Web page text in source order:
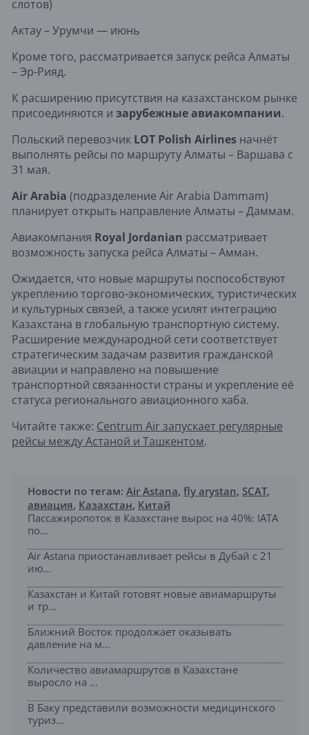
слотов)
Актау – Урумчи — июнь
Кроме того, рассматривается запуск рейса Алматы
– Эр-Рияд.
К расширению присутствия на казахстанском рынке
присоединяются и зарубежныеавиакомпании.
Польский перевозчик LOT Polish Airlines начнёт
выполнять рейсы по маршруту Алматы – Варшава с
31 мая.
AirArabia (подразделение Air Arabia Dammam)
планирует открыть направление Алматы – Даммам.
Авиакомпания Royal Jordanian рассматривает
возможность запуска рейса Алматы – Амман.
Ожидается, что новые маршруты поспособствуют
укреплению торгово-экономических, туристических
и культурных связей, а также усилят интеграцию
Казахстана в глобальную транспортную систему.
Расширение международной сети соответствует
стратегическим задачам развития гражданской
авиации и направлено на повышение
транспортной связанности страны и укрепление её
статуса регионального авиационного хаба.
Читайте также: Centrum Air запускает регулярные
рейсы между Астаной и Ташкентом.
Новости по тегам: Air Astana, fly arystan, SCAT,
авиация, Казахстан, Китай
Пассажиропоток в Казахстане вырос на 40%: IATA
по...
Air Astana приостанавливает рейсы в Дубай с 21
ию...
Казахстан и Китай готовят новые авиамаршруты
и тр...
Ближний Восток продолжает оказывать
давление на м...
Количество авиамаршрутов в Казахстане
выросло на ...
В Баку представили возможности медицинского
туриз...